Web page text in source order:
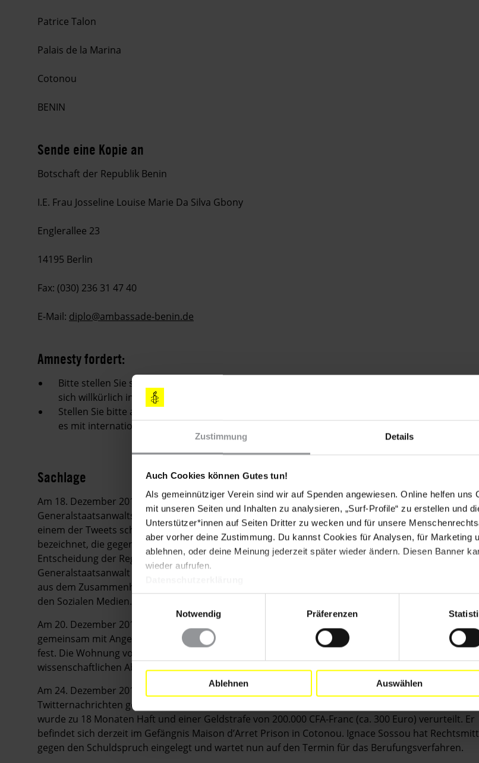
Zustimmung Details
Auch Cookies können Gutes tun!
Als gemeinnütziger Verein sind wir auf Spenden angewiesen. Online helfen uns
mit unseren Seiten und Inhalten zu analysieren, „Surf-Profile“ zu erstellen und
Unterstützer*innen auf Seiten Dritter zu wecken und für unsere
aber vorher deine Zustimmung. Du kannst Cookies für Analysen, für Marketing
ablehnen, oder deine Meinung jederzeit später wieder ändern. Diesen Banner
wieder aufrufen.
Notwendig
Präferenzen
Ablehnen Auswählen
Patrice Talon
Palais de la Marina
Cotonou
BENIN
Sende eine Kopie an
Botschaft der Republik Benin
I.E. Frau Josseline Louise Marie Da Silva Gbony
Englerallee 23
14195 Berlin
Fax: (030) 236 31 47 40
E-Mail: diplo@ambassade-benin.de
Amnesty fordert:
Bitte stellen Sie sicher, dass Ignace Sossou umgehend und bedingungslos freigelassen wird, da
sich willkürlich in Haft befindet, weil er sein Recht auf freie Meinungsäußerung friedlich
Stellen Sie bitte außerdem sicher, dass das Digitalgesetz vom 20. April 2018 so abgeändert
es mit internationelen Standards für freie Meinungsäußerung in Einklang gebracht wird.
Sachlage
Am 18. Dezember 2019 veröffentlichte Ignace Sossou mehrere Tweets, in denen er Aussagen des
Generalstaatsanwalts auf einer Konferenz der französichen Medienentwicklungsagentur CFI
einem der Tweets schrieb er, der Generalstaatsanwalt habe Benins Digitalgesetz als "eine Waffe"
bezeichnet, die gegen Journalist_innen eingesetzt werden kann. Zudem kritisierte der Journalist die
Entscheidung der Regierung, während der Wahl im April 2019 den Internetzugang abzuschalten .
Generalstaatsanwalt erklärte als Reaktion auf die Twitternachrichten, Ignace Sossou habe seine
aus dem Zusammenhang gerissen, und erstattete Anzeige gegen den Journalisten wegen
den Sozialen Medien.
Am 20. Dezember 2019 nahmen Vertreter_innen der Behörde zur Bekämpfung von
gemeinsam mit Angehörigen der zentralen Polizeiwache den Journalisten in Godomey im Süden
fest. Die Wohnung von Ignace Sossou wurde durchsucht und sein Mobiltelefon von der technisch-
wissenschaftlichen Abteilung der Polizei analysiert.
Am 24. Dezember 2019 führte man den Journalisten einem Richter vor. Er bestätigte, die
Twitternachrichten geschrieben, den Generalstaatsanwalt aber nicht diffamiert zu haben. Der
wurde zu 18 Monaten Haft und einer Geldstrafe von 200.000 CFA-Franc (ca. 300 Euro) verurteilt. Er
befindet sich derzeit im Gefängnis Maison d’Arret Prison in Cotonou. Ignace Sossou hat
gegen den Schuldspruch eingelegt und wartet nun auf den Termin für das Berufungsverfahren.